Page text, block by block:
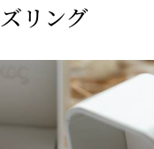
リング